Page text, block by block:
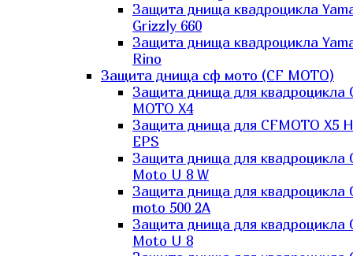
Защита днища квадроцикла
Grizzly 660
Защита днища квадроцикла
Rino
Защита днища сф мото (CF MOTO)
Защита днища для квадроцикла
MOTO X4
Защита днища для CFMOTO X5
EPS
Защита днища для квадроцикла
Moto U 8 W
Защита днища для квадроцикла
moto 500 2A
Защита днища для квадроцикла
Moto U 8